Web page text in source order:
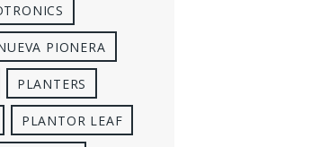
PIONERA
PLANTERS
PLANTOR LEAF